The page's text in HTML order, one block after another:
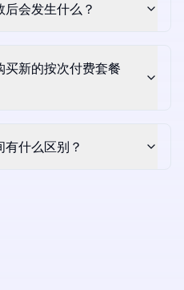
会发生什么？
新的按次付费套餐
什么区别？